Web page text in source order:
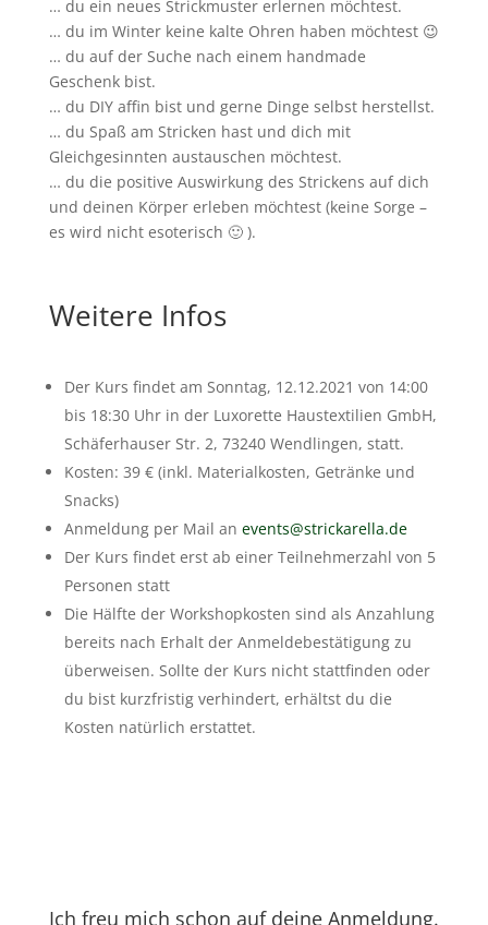
… du ein neues Strickmuster erlernen möchtest.
… du im Winter keine kalte Ohren haben möchtest 😉
… du auf der Suche nach einem handmade
Geschenk bist.
… du DIY affin bist und gerne Dinge selbst herstellst.
… du Spaß am Stricken hast und dich mit
Gleichgesinnten austauschen möchtest.
… du die positive Auswirkung des Strickens auf dich
und deinen Körper erleben möchtest (keine Sorge –
es wird nicht esoterisch 🙂 ).
Weitere Infos
Der Kurs findet am Sonntag, 12.12.2021 von 14:00
bis 18:30 Uhr in der Luxorette Haustextilien GmbH,
Schäferhauser Str. 2, 73240 Wendlingen, statt.
Kosten: 39 € (inkl. Materialkosten, Getränke und
Snacks)
Anmeldung per Mail an events@strickarella.de
Der Kurs findet erst ab einer Teilnehmerzahl von 5
Personen statt
Die Hälfte der Workshopkosten sind als Anzahlung
bereits nach Erhalt der Anmeldebestätigung zu
überweisen. Sollte der Kurs nicht stattfinden oder
du bist kurzfristig verhindert, erhältst du die
Kosten natürlich erstattet.
Ich freu mich schon auf deine Anmeldung.